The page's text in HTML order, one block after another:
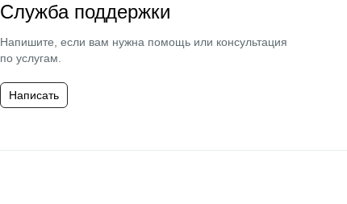
Служба поддержки
Напишите, если вам нужна помощь или консультация
по услугам.
Написать